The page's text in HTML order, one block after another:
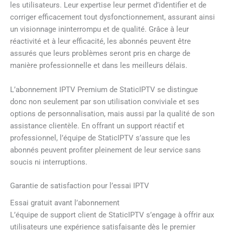
les utilisateurs. Leur expertise leur permet d’identifier et de
corriger efficacement tout dysfonctionnement, assurant ainsi
un visionnage ininterrompu et de qualité. Grâce à leur
réactivité et à leur efficacité, les abonnés peuvent être
assurés que leurs problèmes seront pris en charge de
manière professionnelle et dans les meilleurs délais.
L’abonnement IPTV Premium de StaticIPTV se distingue
donc non seulement par son utilisation conviviale et ses
options de personnalisation, mais aussi par la qualité de son
assistance clientèle. En offrant un support réactif et
professionnel, l’équipe de StaticIPTV s’assure que les
abonnés peuvent profiter pleinement de leur service sans
soucis ni interruptions.
Garantie de satisfaction pour l’essai IPTV
Essai gratuit avant l’abonnement
L’équipe de support client de StaticIPTV s’engage à offrir aux
utilisateurs une expérience satisfaisante dès le premier